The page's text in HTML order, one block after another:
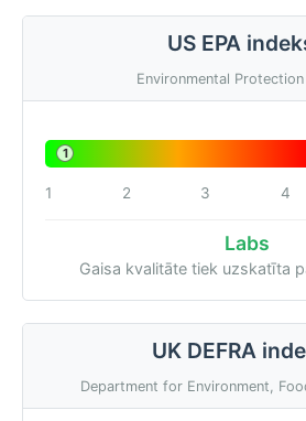
US EPA
Environmental
1
1 2 3 4
Labs
Gaisa kvalitāte tiek uzskatīta
UK DEFRA
Department for Environment,